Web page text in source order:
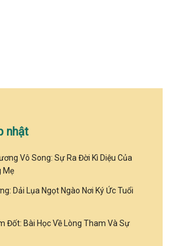
nhật
Vô Song: Sự Ra Đời Kì Diệu Của
Mẹ
Dải Lụa Ngọt Ngào Nơi Ký Ức Tuổi
Đốt: Bài Học Về Lòng Tham Và Sự